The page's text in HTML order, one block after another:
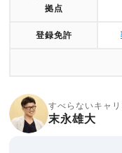
拠点
登録免許
すべらないキャ
末永雄大